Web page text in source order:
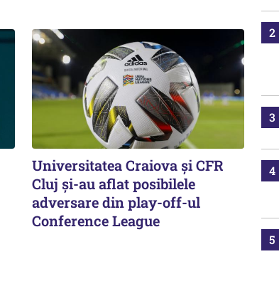
Universitatea Craiova și CFR
Cluj și-au aflat posibilele
adversare din play-off-ul
Conference League